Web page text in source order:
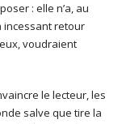
: elle n’a, au
incessant retour
voudraient
le lecteur, les
salve que tire la